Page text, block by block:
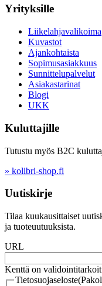
Yrityksille
Liikelahjavalikoima
Kuvastot
Ajankohtaista
Sopimusasiakkuus
Sunnittelupalvelut
Asiakastarinat
Blogi
UKK
Kuluttajille
Tutustu myös B2C
» kolibri-shop.fi
Uutiskirje
Tilaa kuukausittaiset
ja tuoteuutuuksista.
URL
Kenttä on
Tietosuojaseloste